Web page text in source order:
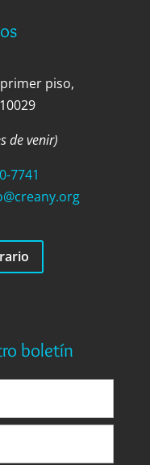
piso,
de venir)
7741
boletín